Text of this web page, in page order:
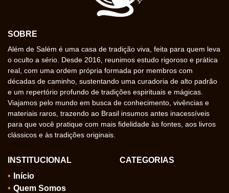
SOBRE
Além de Salém é uma casa de tradição viva, feita para quem leva
o oculto a sério. Desde 2016, reunimos estudo rigoroso e prática
real, com uma ordem própria formada por membros com
décadas de caminho, sustentando uma curadoria de alto padrão
e um repertório profundo de tradições espirituais e mágicas.
Viajamos pelo mundo em busca de conhecimento, vivências e
materiais raros, trazendo ao Brasil insumos antes inacessíveis
para que você pratique com mais fidelidade às fontes, aos livros
clássicos e às tradições originais.
INSTITUCIONAL
Início
Quem Somos
CATEGORIAS